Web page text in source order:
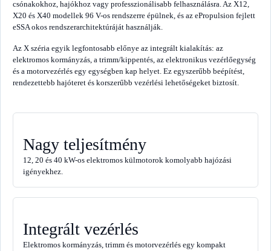
csónakokhoz, hajókhoz vagy professzionálisabb felhasználásra. Az X12,
X20 és X40 modellek 96 V-os rendszerre épülnek, és az ePropulsion fejlett
eSSA okos rendszerarchitektúráját használják.
Az X széria egyik legfontosabb előnye az integrált kialakítás: az
elektromos kormányzás, a trimm/kippentés, az elektronikus vezérlőegység
és a motorvezérlés egy egységben kap helyet. Ez egyszerűbb beépítést,
rendezettebb hajóteret és korszerűbb vezérlési lehetőségeket biztosít.
Nagy teljesítmény
12, 20 és 40 kW-os elektromos külmotorok komolyabb hajózási
igényekhez.
Integrált vezérlés
Elektromos kormányzás, trimm és motorvezérlés egy kompakt